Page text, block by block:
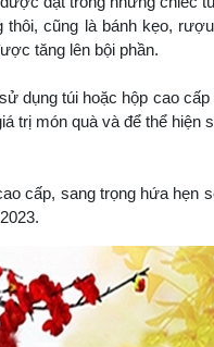
cũng là bánh kẹo,
tăng lên bội phần.
dụng túi hoặc hộp cao
trị món quà và để thể
cấp, sang trọng hứa hẹn